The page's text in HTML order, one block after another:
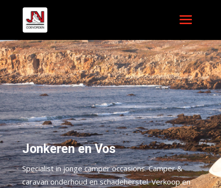
Jonkeren en Vos
Specialist in jonge camper occasions. Camper &
caravan onderhoud en schadeherstel. Verkoop en